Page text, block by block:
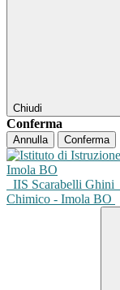
Chiudi
Conferma
Annulla Conferma
IIS Scarabelli Ghini
Chimico - Imola BO